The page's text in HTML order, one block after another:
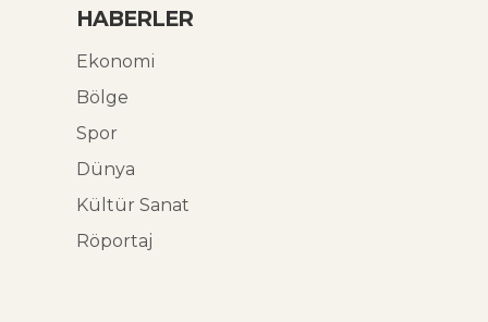
HABERLER
Ekonomi
Bölge
Spor
Dünya
Kültür Sanat
Röportaj